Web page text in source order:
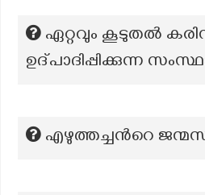
ഏറ്റവും കൂടുതൽ
ഉദ്പാദിപ്പിക്കുന്ന
എഴുത്തച്ചന്‍റെ